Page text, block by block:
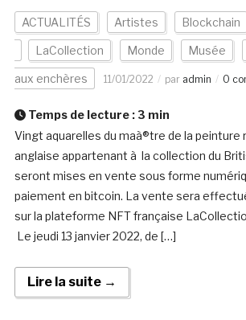
ACTUALITÉS Artistes Blockchain
LaCollection Monde Musée
aux enchères 11/01/2022 par admin 0
Temps de lecture : 3 min
Vingt aquarelles du maà®tre de la peinture
anglaise appartenant à la collection du
seront mises en vente sous forme
paiement en bitcoin. La vente sera
sur la plateforme NFT française
Le jeudi 13 janvier 2022, de […]
Lire la suite →